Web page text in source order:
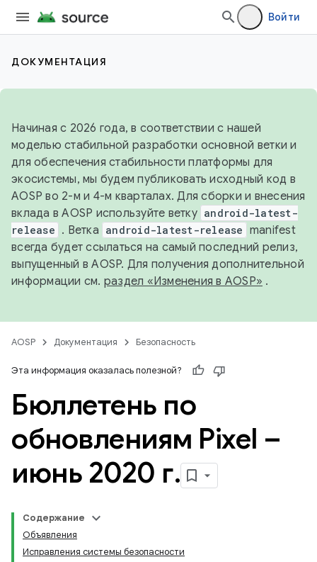
Войти
ДОКУМЕНТАЦИЯ
Начиная с 2026 года, в соответствии с нашей
моделью стабильной разработки основной ветки и
для обеспечения стабильности платформы для
экосистемы, мы будем публиковать исходный код в
AOSP во 2-м и 4-м кварталах. Для сборки и внесения
вклада в AOSP используйте ветку android-latest-
release . Ветка android-latest-release manifest
всегда будет ссылаться на самый последний релиз,
выпущенный в AOSP. Для получения дополнительной
информации см. раздел «Изменения в AOSP» .
AOSP Документация Безопасность
Эта информация оказалась полезной?
Бюллетень по
обновлениям Pixel –
июнь 2020 г.
Содержание
Объявления
Исправления системы безопасности